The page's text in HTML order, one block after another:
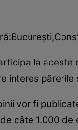
la
interes părerile
vor fi
câte 1.000 de